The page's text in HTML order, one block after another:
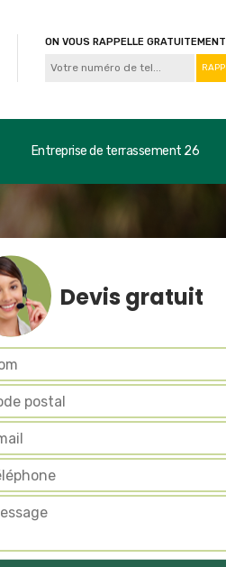
ON VOUS RAPPELLE GRATUITEMENT
Entreprise de terrassement 26
Devis gratuit